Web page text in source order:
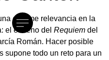
enorme relevancia en la
el estreno del Requiem del
Román. Hacer posible
supone todo un reto para un